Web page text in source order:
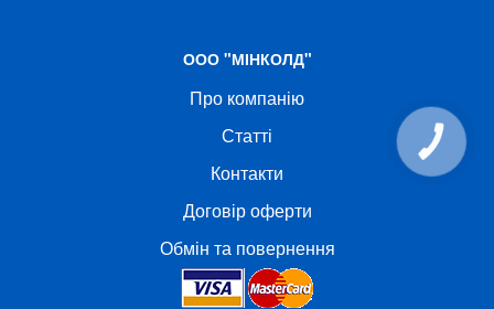
ООО "МІНКОЛД"
Про компанію
Статті
Контакти
Договір оферти
Обмін та повернення
КНОПКА
СВЯЗИ